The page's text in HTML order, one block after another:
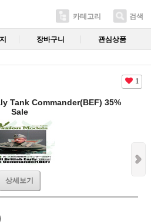
카테고리 검색
장바구니 관심상품
1
Tank Commander(BEF) 35%
Sale
상세보기